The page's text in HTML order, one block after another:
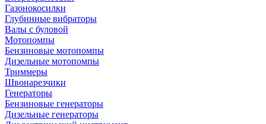
Газонокосилки
Глубинные вибраторы
Валы с буловой
Мотопомпы
Бензиновые мотопомпы
Дизельные мотопомпы
Триммеры
Швонарезчики
Генераторы
Бензиновые генераторы
Дизельные генераторы